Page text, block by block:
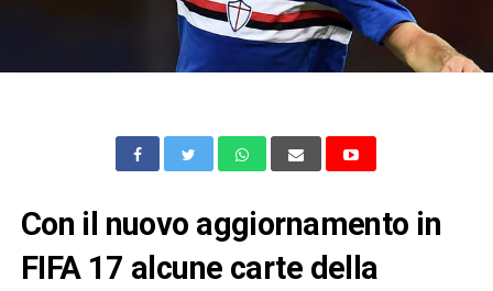
Con il nuovo aggiornamento in
FIFA 17 alcune carte della